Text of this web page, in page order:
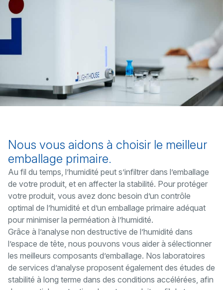
Nous vous aidons à choisir le meilleur
emballage primaire.
Au fil du temps, l’humidité peut s’infiltrer dans l’emballage
de votre produit, et en affecter la stabilité. Pour protéger
votre produit, vous avez donc besoin d’un contrôle
optimal de l’humidité et d’un emballage primaire adéquat
pour minimiser la perméation à l’humidité.
Grâce à l’analyse non destructive de l’humidité dans
l’espace de tête, nous pouvons vous aider à sélectionner
les meilleurs composants d’emballage. Nos laboratoires
de services d’analyse proposent également des études de
stabilité à long terme dans des conditions accélérées, afin